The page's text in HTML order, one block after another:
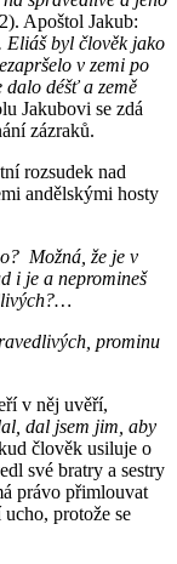
Apoštol Jakub:
Eliáš byl člověk jako
v zemi po
déšť a země
Jakubovi se zdá
zázraků.
rozsudek nad
andělskými hosty
Možná, že je v
i je a nepromineš
prominu
v něj uvěří,
dal jsem jim, aby
člověk usiluje o
své bratry a sestry
právo přimlouvat
protože se